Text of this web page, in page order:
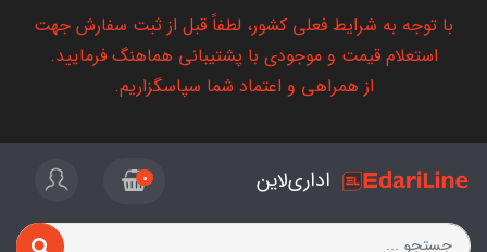
با توجه به شرایط فعلی کشور، لطفاً قبل از ثبت سفارش جهت
استعلام قیمت و موجودی با پشتیبانی هماهنگ فرمایید.
از همراهی و اعتماد شما سپاسگزاریم.
اداری‌لاین 0